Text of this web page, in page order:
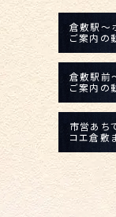
倉敷駅～
ご案内の
倉敷駅前
ご案内の
市営あち
コエ倉敷